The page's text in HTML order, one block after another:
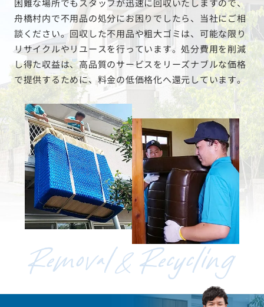
困難な場所でもスタッフが迅速に回収いたしますので、
舟橋村内で不用品の処分にお困りでしたら、当社にご相
談ください。回収した不用品や粗大ゴミは、可能な限り
リサイクルやリユースを行っています。処分費用を削減
し得た収益は、高品質のサービスをリーズナブルな価格
で提供するために、料金の低価格化へ還元しています。